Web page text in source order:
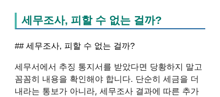
세무조사, 피할 수 없는 걸까?
## 세무조사, 피할 수 없는 걸까?
세무서에서 추징 통지서를 받았다면 당황하지 말고
꼼꼼히 내용을 확인해야 합니다. 단순히 세금을 더
내라는 통보가 아니라, 세무조사 결과에 따른 추가